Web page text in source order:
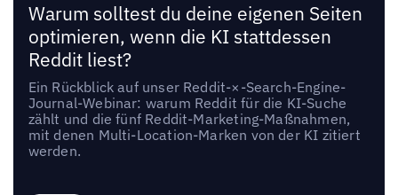
Warum solltest du deine eigenen Seiten
optimieren, wenn die KI stattdessen
Reddit liest?
Ein Rückblick auf unser Reddit-×-Search-Engine-
Journal-Webinar: warum Reddit für die KI-Suche
zählt und die fünf Reddit-Marketing-Maßnahmen,
mit denen Multi-Location-Marken von der KI zitiert
werden.